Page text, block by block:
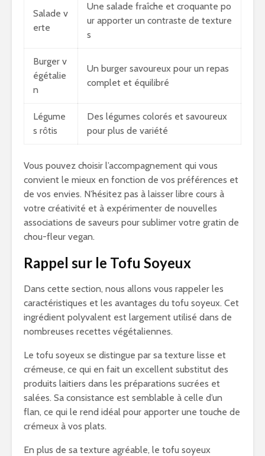
Salade v
erte
Une salade fraîche et croquante po
ur apporter un contraste de texture
s
Burger v
égétalie
n
Un burger savoureux pour un repas
complet et équilibré
Légume
s rôtis
Des légumes colorés et savoureux
pour plus de variété
Vous pouvez choisir l’accompagnement qui vous
convient le mieux en fonction de vos préférences et
de vos envies. N’hésitez pas à laisser libre cours à
votre créativité et à expérimenter de nouvelles
associations de saveurs pour sublimer votre gratin de
chou-fleur vegan.
Rappel sur le Tofu Soyeux
Dans cette section, nous allons vous rappeler les
caractéristiques et les avantages du tofu soyeux. Cet
ingrédient polyvalent est largement utilisé dans de
nombreuses recettes végétaliennes.
Le tofu soyeux se distingue par sa texture lisse et
crémeuse, ce qui en fait un excellent substitut des
produits laitiers dans les préparations sucrées et
salées. Sa consistance est semblable à celle d’un
flan, ce qui le rend idéal pour apporter une touche de
crémeux à vos plats.
En plus de sa texture agréable, le tofu soyeux